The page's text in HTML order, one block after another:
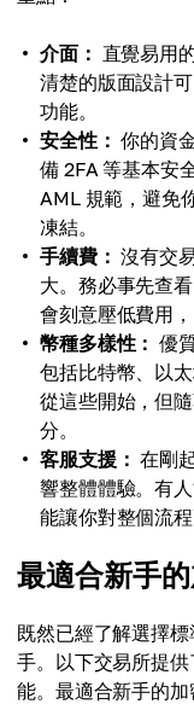
介面： 直覺易用
清楚的版面設計
功能。
安全性： 你的資
備 2FA 等基本安
AML 規範，避免
凍結。
手續費： 沒有交
大。務必事先查看
會刻意壓低費用，
幣種多樣性： 優
包括比特幣、以
從這些開始，但
分。
客服支援： 在剛
響整體體驗。有
能讓你對整個流程
最適合新手
既然已經了解選擇
手。以下交易所提
能。最適合新手的加